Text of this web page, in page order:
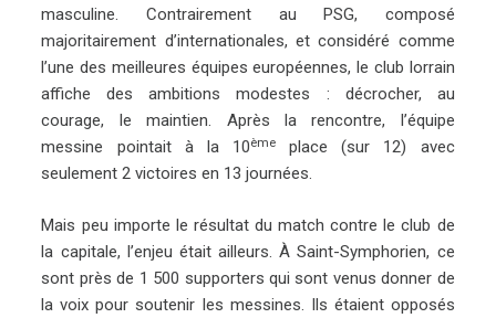
masculine. Contrairement au PSG, composé
majoritairement d’internationales, et considéré comme
l’une des meilleures équipes européennes, le club lorrain
affiche des ambitions modestes : décrocher, au
courage, le maintien. Après la rencontre, l’équipe
messine pointait à la 10ème
place (sur 12) avec
seulement 2 victoires en 13 journées.
Mais peu importe le résultat du match contre le club de
la capitale, l’enjeu était ailleurs. À Saint-Symphorien, ce
sont près de 1 500 supporters qui sont venus donner de
la voix pour soutenir les messines. Ils étaient opposés